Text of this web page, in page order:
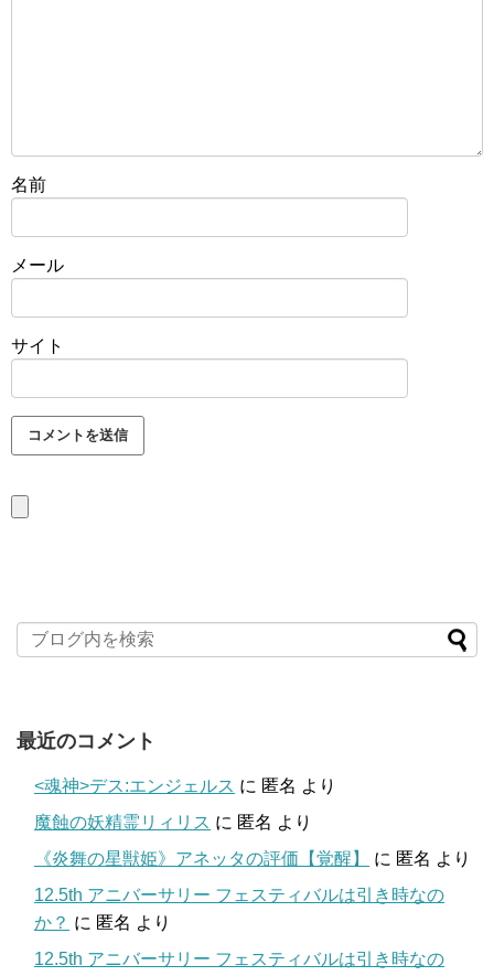
名前
メール
サイト
最近のコメント
<魂神>デス:エンジェルス に 匿名 より
魔蝕の妖精霊リィリス に 匿名 より
《炎舞の星獣姫》アネッタの評価【覚醒】
に 匿名 より
12.5th アニバーサリー フェスティバルは引き時なの
か？ に 匿名 より
12.5th アニバーサリー フェスティバルは引き時なの